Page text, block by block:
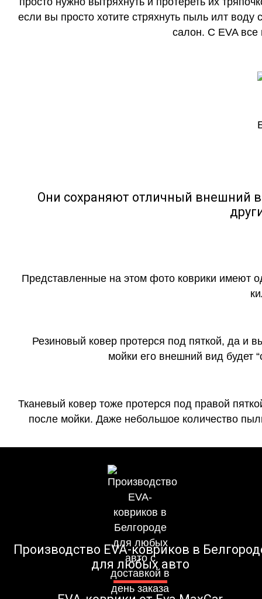
если вы просто хотите стряхнуть пыль илт воду
салон. С EVA все
Они сохраняют отличный внешний
Представленные на этом фото коврики имеют
Резиновый ковер протерся под пяткой, да и
мойки его внешний вид будет
Тканевый ковер тоже протерся под правой
после мойки. Даже небольшое количество
Производство EVA-ковриков в
для любых авто